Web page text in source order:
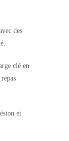
des
clé en
et